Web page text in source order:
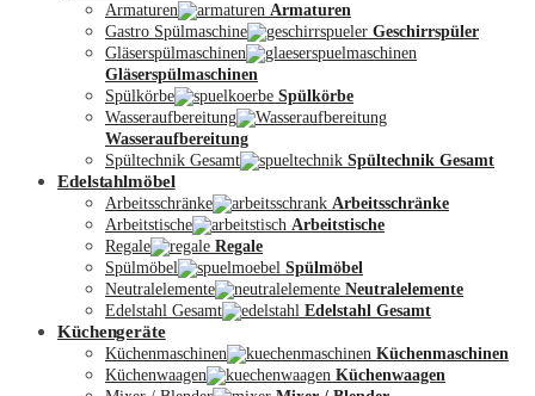
Kontakt
Armaturen
Armaturen
Gastro Spülmaschine
Geschirrspüler
Gläserspülmaschinen
Gläserspülmaschinen
Spülkörbe
Spülkörbe
Wasseraufbereitung
Wasseraufbereitung
Spültechnik Gesamt
Spültechnik Gesamt
Edelstahlmöbel
Arbeitsschränke
Arbeitsschränke
Arbeitstische
Arbeitstische
Regale
Regale
Spülmöbel
Spülmöbel
Neutralelemente
Neutralelemente
Edelstahl Gesamt
Edelstahl Gesamt
Küchengeräte
Küchenmaschinen
Küchenmaschinen
Küchenwaagen
Küchenwaagen